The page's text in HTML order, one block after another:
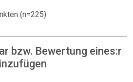
(n=225)
bzw. Bewertung eines:r